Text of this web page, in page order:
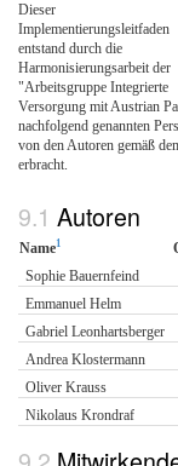
Dieser
Implementierungsleitfaden
entstand durch die
Harmonisierungsarbeit der
"Arbeitsgruppe Integrierte
Versorgung mit Austrian
nachfolgend genannten
von den Autoren gemäß
erbracht.
Autoren
Name1
Sophie Bauernfeind
Emmanuel Helm
Gabriel Leonhartsberger
Andrea Klostermann
Oliver Krauss
Nikolaus Krondraf